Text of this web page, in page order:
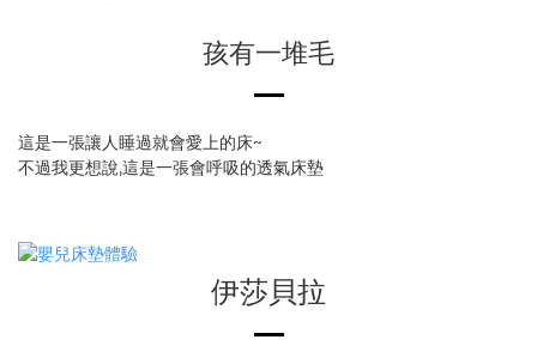
孩有一堆毛
這是一張讓人睡過就會愛上的床~
不過我更想說,這是一張會呼吸的透氣床墊
伊莎貝拉